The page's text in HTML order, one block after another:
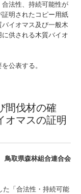
法性、持続可能性が
明されたコピー用紙
イオマス及び一般木
供される木質バイオ
公表する。
間伐材の確
オマスの証明
鳥取県森林組合連合会
た「合法性・持続可能